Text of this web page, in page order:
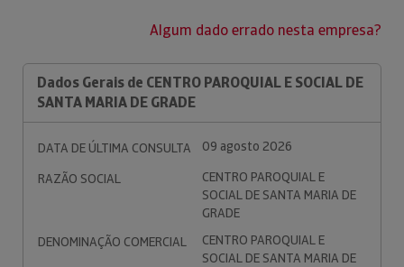
Algum dado errado nesta empresa?
Dados Gerais de CENTRO PAROQUIAL E SOCIAL DE
SANTA MARIA DE GRADE
DATA DE ÚLTIMA CONSULTA
09 agosto 2026
RAZÃO SOCIAL
CENTRO PAROQUIAL E
SOCIAL DE SANTA MARIA DE
GRADE
DENOMINAÇÃO COMERCIAL
CENTRO PAROQUIAL E
SOCIAL DE SANTA MARIA DE